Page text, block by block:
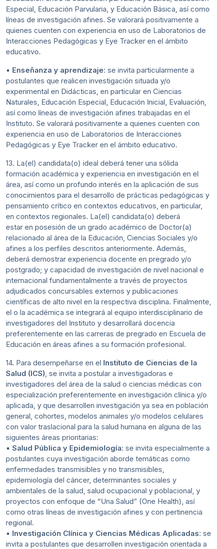
Especial, Educación Parvularia, y Educación Básica, así como
líneas de investigación afines. Se valorará positivamente a
quienes cuenten con experiencia en uso de Laboratorios de
Interacciones Pedagógicas y Eye Tracker en el ámbito
educativo.
• Enseñanza y aprendizaje: se invita particularmente a
postulantes que realicen investigación situada y/o
experimental en Didácticas, en particular en Ciencias
Naturales, Educación Especial, Educación Inicial, Evaluación,
así como líneas de investigación afines trabajadas en el
Instituto. Se valorará positivamente a quienes cuenten con
experiencia en uso de Laboratorios de Interacciones
Pedagógicas y Eye Tracker en el ámbito educativo.
13. La(el) candidata(o) ideal deberá tener una sólida
formación académica y experiencia en investigación en el
área, así como un profundo interés en la aplicación de sus
conocimientos para el desarrollo de prácticas pedagógicas y
pensamiento crítico en contextos educativos, en particular,
en contextos regionales. La(el) candidata(o) deberá
estar en posesión de un grado académico de Doctor(a)
relacionado al área de la Educación, Ciencias Sociales y/o
afines a los perfiles descritos anteriormente. Además,
deberá demostrar experiencia docente en pregrado y/o
postgrado; y capacidad de investigación de nivel nacional e
internacional fundamentalmente a través de proyectos
adjudicados concursables externos y publicaciones
científicas de alto nivel en la respectiva disciplina. Finalmente,
el o la académica se integrará al equipo interdisciplinario de
investigadores del Instituto y desarrollará docencia
preferentemente en las carreras de pregrado en Escuela de
Educación en áreas afines a su formación profesional.
14. Para desempeñarse en el Instituto de Ciencias de la
Salud (ICS) , se invita a postular a investigadoras e
investigadores del área de la salud o ciencias médicas con
especialización preferentemente en investigación clínica y/o
aplicada, y que desarrollen investigación ya sea en población
general, cohortes, modelos animales y/o modelos celulares
con valor traslacional para la salud humana en alguna de las
siguientes áreas prioritarias:
• Salud Pública y Epidemiología: se invita especialmente a
postulantes cuya investigación aborde temáticas como
enfermedades transmisibles y no transmisibles,
epidemiología del cáncer, determinantes sociales y
ambientales de la salud, salud ocupacional y poblacional, y
proyectos con enfoque de “Una Salud” (One Health), así
como otras líneas de investigación afines y con pertinencia
regional.
• Investigación Clínica y Ciencias Médicas Aplicadas: se
invita a postulantes que desarrollen investigación orientada a